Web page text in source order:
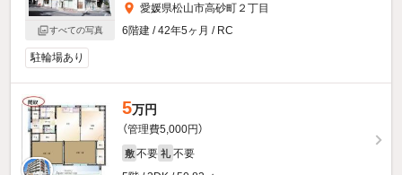
すべての写真
愛媛県松山市高砂町２丁目
6階建 / 42年5ヶ月 / RC
駐輪場あり
5万円
（管理費5,000円）
敷 不要 礼 不要